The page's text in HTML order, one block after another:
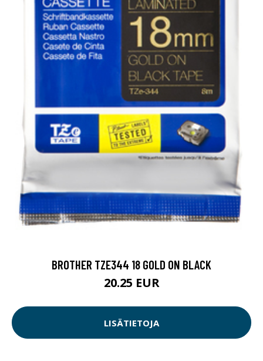
BROTHER TZE344 18 GOLD ON BLACK
20.25 EUR
LISÄTIETOJA